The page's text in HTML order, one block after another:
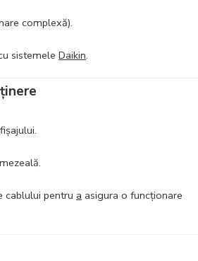
complexă).
sistemele Daikin.
cablului pentru a asigura o funcționare